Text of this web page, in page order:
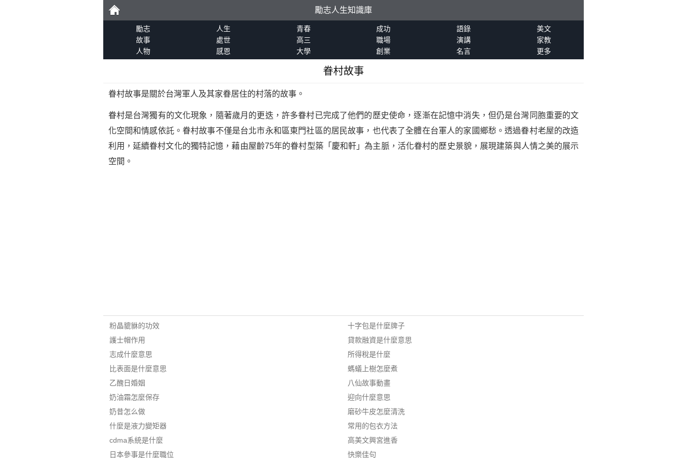
勵
勵志人生知識庫
勵志 人生 青春 成功 語錄
美文
故事
處世 高三 職場 演講
家教
人物
感恩 大學 創業 名言 更多
眷村故事
眷村故事是關於台灣軍人及其家眷居住的村落的故事。
眷村是台灣獨有的文化現象，隨著歲月的更迭，許多眷村已完成了他們的歷史使命，逐漸在記憶中消失，但仍是台灣同胞重要的文
化空間和情感依託。眷村故事不僅是台北市永和區東門社區的居民故事，也代表了全體在台軍人的家國鄉愁。透過眷村老屋的改造
利用，延續眷村文化的獨特記憶，藉由屋齡75年的眷村型築「慶和軒」為主脈，活化眷村的歷史景貌，展現建築與人情之美的展示
空間。
粉晶貔貅的功效
護士帽作用
志成什麼意思
比表面是什麼意思
乙醜日婚姻
奶油霜怎麼保存
奶昔怎么做
什麼是液力變矩器
cdma系統是什麼
日本參事是什麼職位
十字包是什麼牌子
貸款融資是什麼意思
所得稅是什麼
螞蟻上樹怎麼煮
八仙故事動畫
迎向什麼意思
磨砂牛皮怎麼清洗
常用的包衣方法
高美文興宮進香
快樂佳句